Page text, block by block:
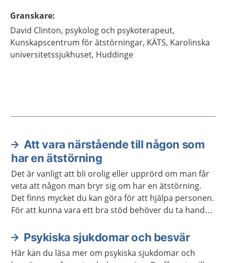
Granskare:
David Clinton, psykolog och psykoterapeut,
Kunskapscentrum för ätstörningar, KÄTS, Karolinska
universitetssjukhuset, Huddinge
Aktuella artiklar
Att vara närstående till någon som
har en ätstörning
Det är vanligt att bli orolig eller upprörd om man får
veta att någon man bryr sig om har en ätstörning.
Det finns mycket du kan göra för att hjälpa personen.
För att kunna vara ett bra stöd behöver du ta hand
Psykiska sjukdomar och besvär
Här kan du läsa mer om psykiska sjukdomar och